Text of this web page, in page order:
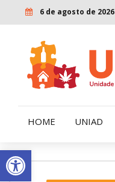
Open toolbar
6 de agosto de 2026
HOME UNIAD